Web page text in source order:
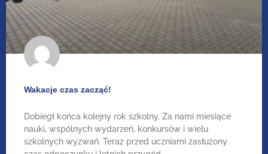
Wakacje czas zacząć!
Dobiegł końca kolejny rok szkolny. Za nami miesiące
nauki, wspólnych wydarzeń, konkursów i wielu
szkolnych wyzwań. Teraz przed uczniami zasłużony